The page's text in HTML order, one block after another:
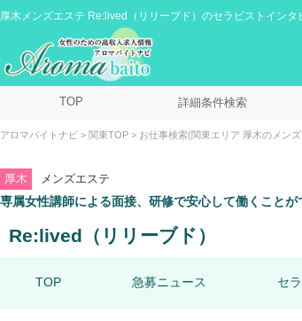
厚木メンズエステ Re:lived（リリーブド）のセラピストインタ
TOP 詳細条件検索
アロマバイトナビ 関東TOP お仕事検索(関東エリア 厚木のメン
厚木 メンズエステ
専属女性講師による面接、研修で安心して働くこと
Re:lived（リリーブド）
TOP 急募ニュース セ